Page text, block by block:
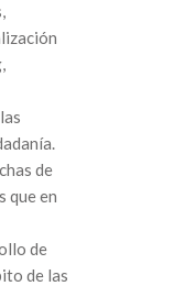
de
que en
de
de las